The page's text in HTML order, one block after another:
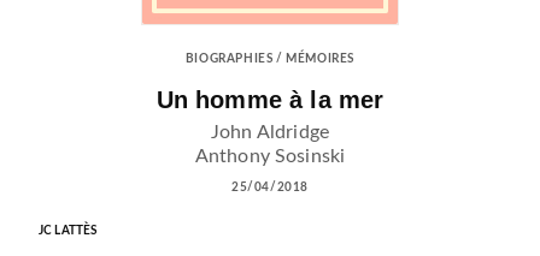
BIOGRAPHIES / MÉMOIRES
Un homme à la mer
John Aldridge
Anthony Sosinski
25/04/2018
JC LATTÈS